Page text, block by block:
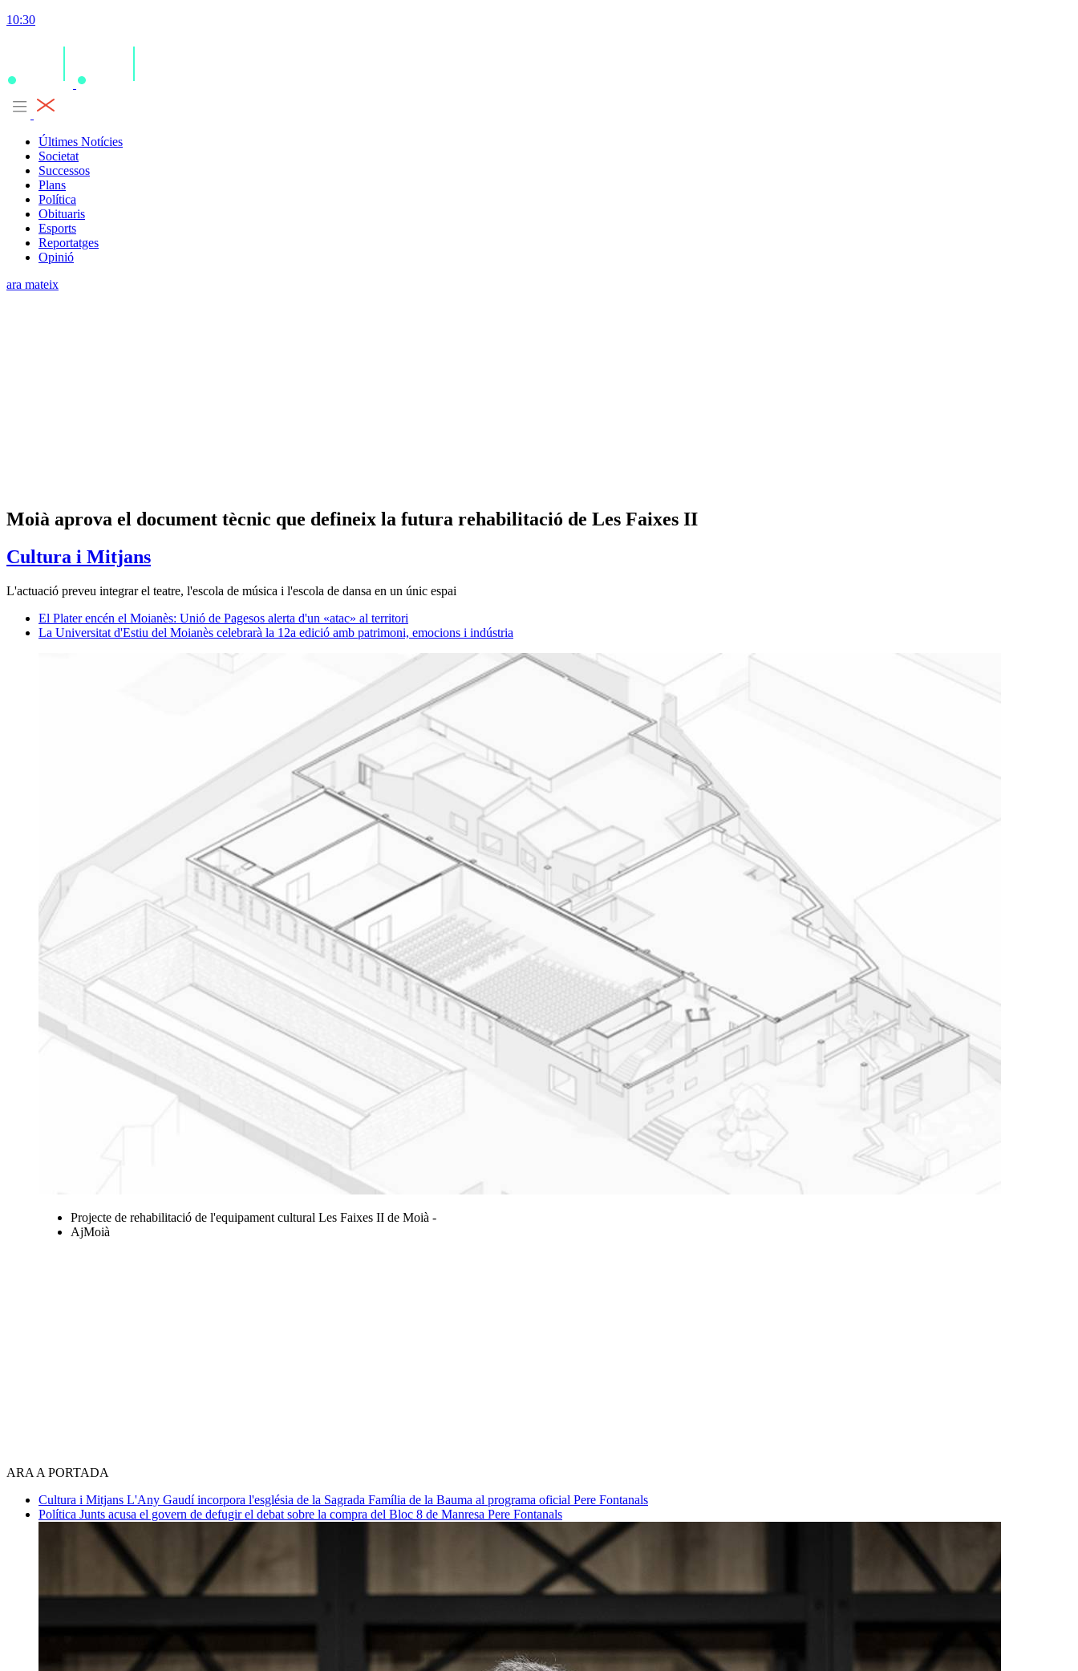
10:30
Últimes Notícies
Societat
Successos
Plans
Política
Obituaris
Esports
Reportatges
Opinió
ara mateix
Moià aprova el document tècnic que defineix la futura rehabilitació de Les Faixes II
Cultura i Mitjans
L'actuació preveu integrar el teatre, l'escola de música i l'escola de dansa en un únic espai
El Plater encén el Moianès: Unió de Pagesos alerta d'un «atac» al territori
La Universitat d'Estiu del Moianès celebrarà la 12a edició amb patrimoni, emocions i indústria
Projecte de rehabilitació de l'equipament cultural Les Faixes II de Moià -
AjMoià
ARA A PORTADA
Cultura i Mitjans L'Any Gaudí incorpora l'església de la Sagrada Família de la Bauma al programa oficial Pere Fontanals
Política Junts acusa el govern de defugir el debat sobre la compra del Bloc 8 de Manresa Pere Fontanals